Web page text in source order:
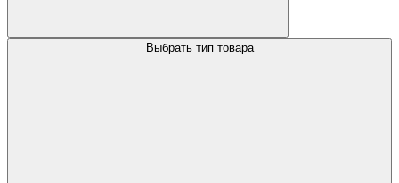
Выбрать тип товара